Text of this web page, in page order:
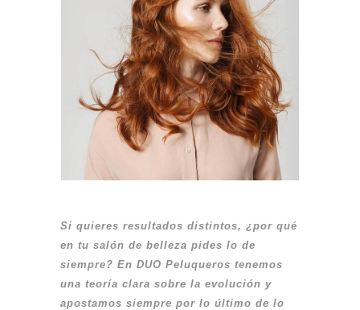
Si quieres resultados distintos, ¿por qué
en tu salón de belleza pides lo de
siempre? En DUO Peluqueros tenemos
una teoría clara sobre la evolución y
apostamos siempre por lo último de lo